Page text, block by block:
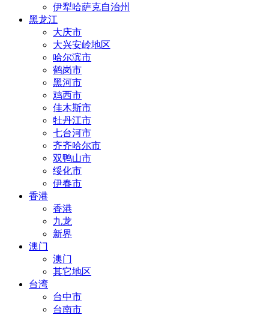
伊犁哈萨克自治州
黑龙江
大庆市
大兴安岭地区
哈尔滨市
鹤岗市
黑河市
鸡西市
佳木斯市
牡丹江市
七台河市
齐齐哈尔市
双鸭山市
绥化市
伊春市
香港
香港
九龙
新界
澳门
澳门
其它地区
台湾
台中市
台南市